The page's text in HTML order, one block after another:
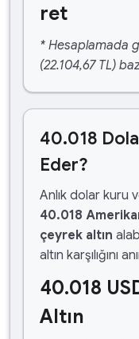
ret
* Hesaplamada
(22.104,67 TL) baz
40.018
Eder?
Anlık dolar kuru
40.018
çeyrek altın
altın karşılığını
40.018
Altın